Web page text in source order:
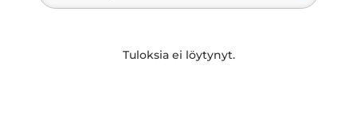
Tuloksia ei löytynyt.